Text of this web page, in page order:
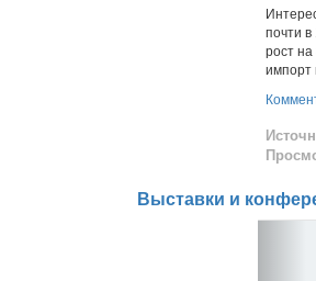
почти
рост
импорт
Выставки и